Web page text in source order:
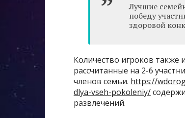
Лучшие
победу
здоровой
Количество игроков
рассчитанные на 2-6
членов семьи. https://
dlya-vseh-pokoleniy/
развлечений.